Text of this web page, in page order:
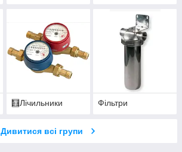
🧮Лічильники Фільтри
Дивитися всі групи